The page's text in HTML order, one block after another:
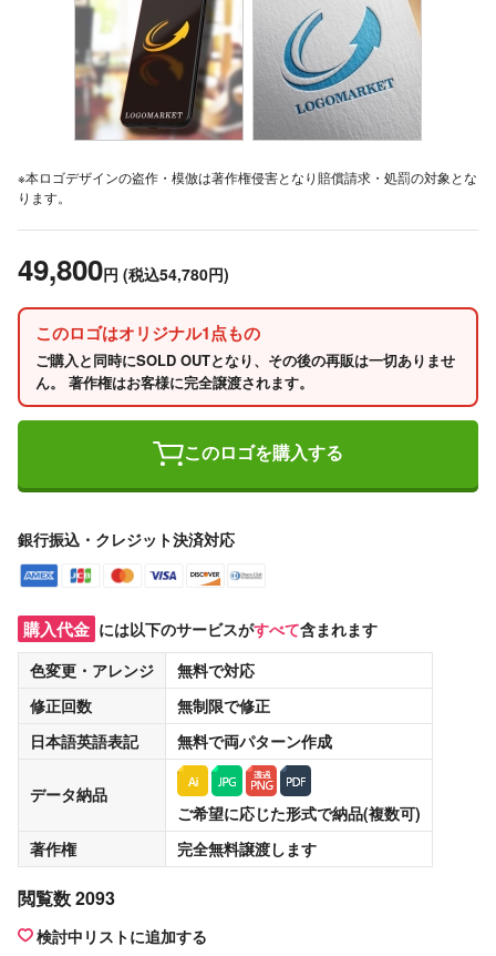
※本ロゴデザインの盗作・模倣は著作権侵害となり賠償請求・処罰の対象とな
ります。
49,800円 (税込54,780円)
このロゴはオリジナル1点もの
ご購入と同時にSOLD OUTとなり、その後の再販は一切ありませ
ん。 著作権はお客様に完全譲渡されます。
このロゴを購入する
銀行振込・クレジット決済対応
購入代金 には以下のサービスがすべて含まれます
色変更・アレンジ
無料で対応
修正回数
無制限で修正
日本語英語表記
無料で両パターン作成
データ納品
ご希望に応じた形式で納品(複数可)
著作権
完全無料譲渡します
閲覧数 2093
検討中リストに追加する